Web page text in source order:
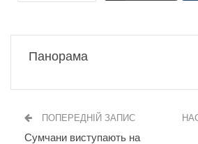
Панорама
ПОПЕРЕДНІЙ ЗАПИС
Сумчани виступають на